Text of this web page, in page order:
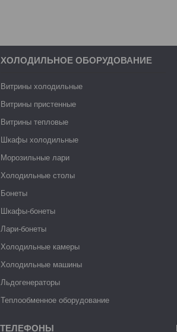
ХОЛОДИЛЬНОЕ ОБОРУДОВАНИЕ
Витрины холодильные
Витрины пристенные
Витрины тепловые
Шкафы холодильные
Морозильные лари
Холодильные столы
Бонеты
Шкафы-бонеты
Лари-бонеты
Холодильные камеры
Холодильные машины
Льдогенераторы
Теплообменное оборудование